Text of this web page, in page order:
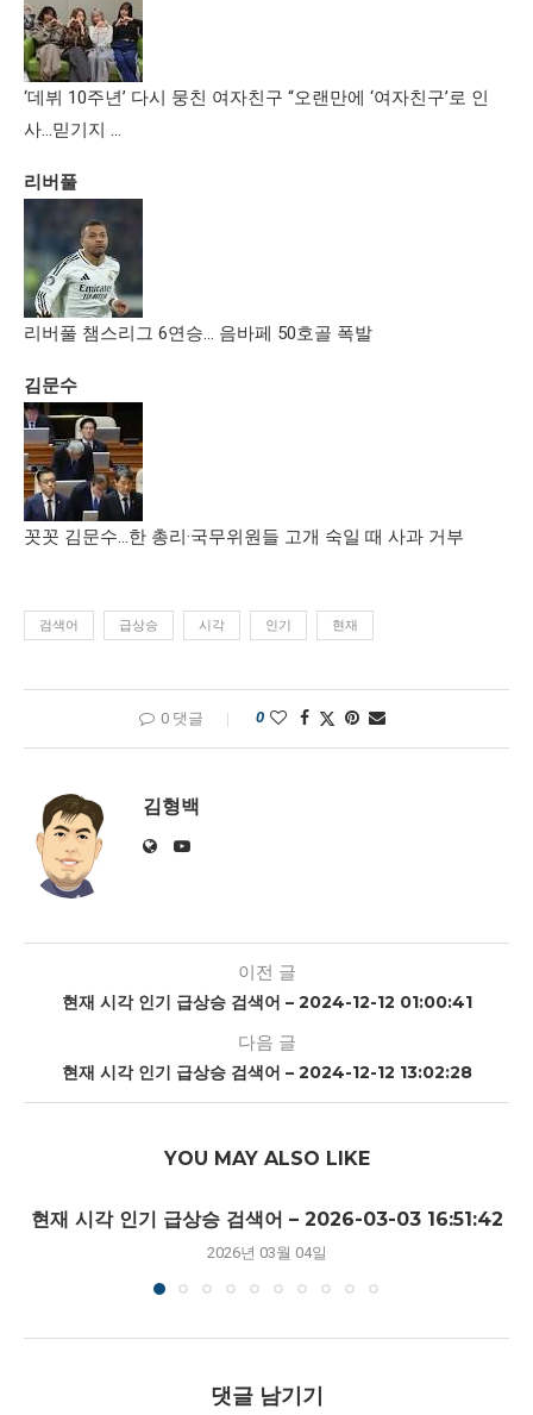
‘데뷔 10주년’ 다시 뭉친 여자친구 “오랜만에 ‘여자친구’로 인
사…믿기지 …
리버풀
리버풀 챔스리그 6연승… 음바페 50호골 폭발
김문수
꼿꼿 김문수…한 총리·국무위원들 고개 숙일 때 사과 거부
검색어 급상승 시각 인기 현재
0 댓글 0
김형백
이전 글
현재 시각 인기 급상승 검색어 – 2024-12-12 01:00:41
다음 글
현재 시각 인기 급상승 검색어 – 2024-12-12 13:02:28
YOU MAY ALSO LIKE
현재 시각 인기 급상승 검색어 – 2026-03-03 16:51:42
2026년 03월 04일
댓글 남기기